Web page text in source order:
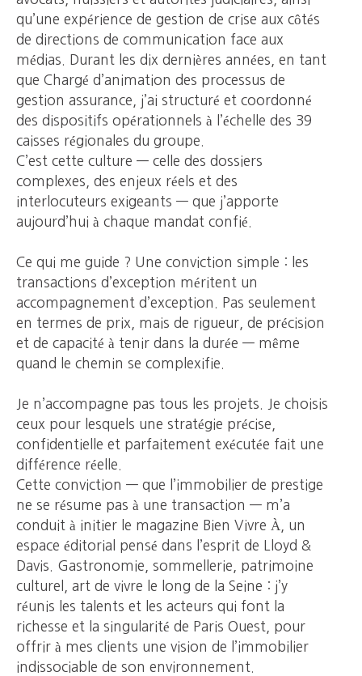
qu’une expérience de gestion de crise aux côtés
de directions de communication face aux
médias. Durant les dix dernières années, en tant
que Chargé d’animation des processus de
gestion assurance, j’ai structuré et coordonné
des dispositifs opérationnels à l’échelle des 39
caisses régionales du groupe.
C’est cette culture — celle des dossiers
complexes, des enjeux réels et des
interlocuteurs exigeants — que j’apporte
aujourd’hui à chaque mandat confié.
Ce qui me guide ? Une conviction simple : les
transactions d’exception méritent un
accompagnement d’exception. Pas seulement
en termes de prix, mais de rigueur, de précision
et de capacité à tenir dans la durée — même
quand le chemin se complexifie.
Je n’accompagne pas tous les projets. Je choisis
ceux pour lesquels une stratégie précise,
confidentielle et parfaitement exécutée fait une
différence réelle.
Cette conviction — que l’immobilier de prestige
ne se résume pas à une transaction — m’a
conduit à initier le magazine Bien Vivre À, un
espace éditorial pensé dans l’esprit de Lloyd &
Davis. Gastronomie, sommellerie, patrimoine
culturel, art de vivre le long de la Seine : j’y
réunis les talents et les acteurs qui font la
richesse et la singularité de Paris Ouest, pour
offrir à mes clients une vision de l’immobilier
indissociable de son environnement.